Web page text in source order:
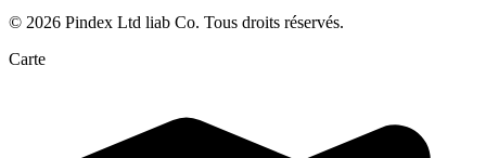
© 2026 Pindex Ltd liab Co. Tous droits réservés.
Carte